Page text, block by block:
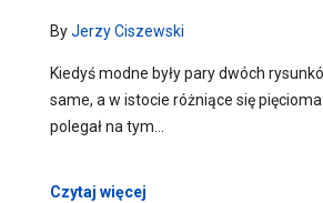
ByJerzy Ciszewski
Kiedyś modne były pary dwóch
same, a w istocie różniące się
polegał na tym…
Czytaj więcej